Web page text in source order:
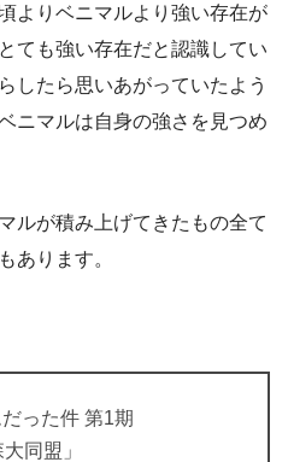
よりベニマルより強い存在が
ても強い存在だと認識してい
したら思いあがっていたよう
ニマルは自身の強さを見つめ
ルが積み上げてきたもの全て
あります。
った件 第1期
同盟」